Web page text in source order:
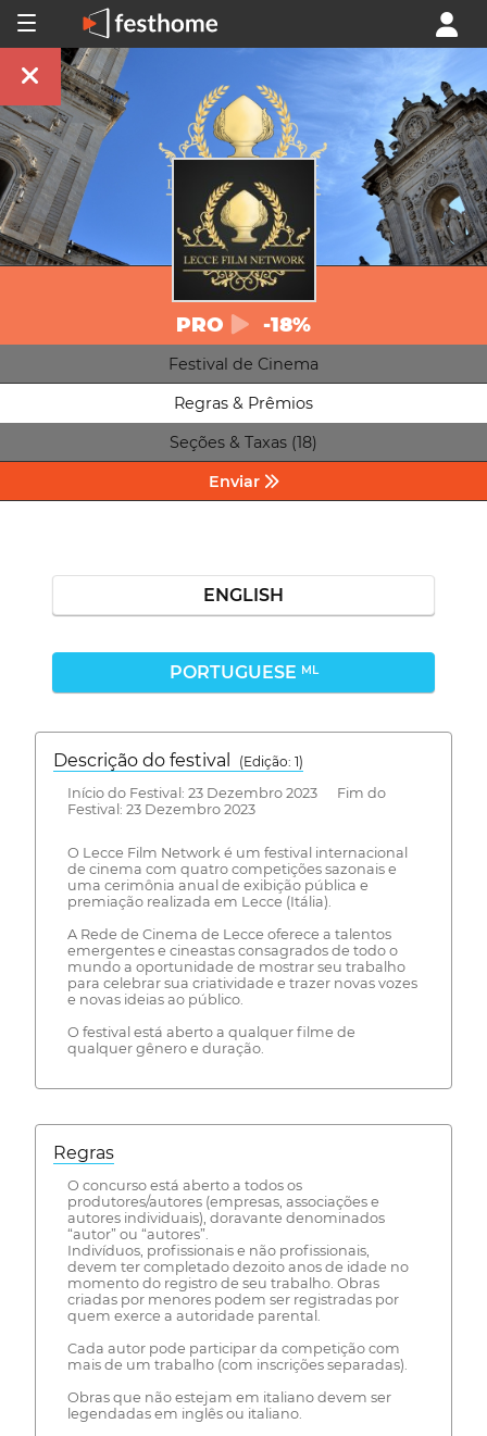
PRO -18%
Festival de Cinema
Regras & Prêmios
Seções & Taxas (18)
Enviar
ENGLISH
PORTUGUESE ML
Descrição do festival
(Edição: 1)
Início do Festival: 23 Dezembro 2023 Fim do
Festival: 23 Dezembro 2023
O Lecce Film Network é um festival internacional
de cinema com quatro competições sazonais e
uma cerimônia anual de exibição pública e
premiação realizada em Lecce (Itália).
A Rede de Cinema de Lecce oferece a talentos
emergentes e cineastas consagrados de todo o
mundo a oportunidade de mostrar seu trabalho
para celebrar sua criatividade e trazer novas vozes
e novas ideias ao público.
O festival está aberto a qualquer filme de
qualquer gênero e duração.
Regras
O concurso está aberto a todos os
produtores/autores (empresas, associações e
autores individuais), doravante denominados
“autor” ou “autores”.
Indivíduos, profissionais e não profissionais,
devem ter completado dezoito anos de idade no
momento do registro de seu trabalho. Obras
criadas por menores podem ser registradas por
quem exerce a autoridade parental.
Cada autor pode participar da competição com
mais de um trabalho (com inscrições separadas).
Obras que não estejam em italiano devem ser
legendadas em inglês ou italiano.